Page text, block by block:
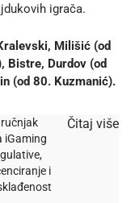
igrača.
Milišić (od
Bistre, Durdov (od
(od 80. Kuzmanić).
iGaming
i
Čitaj više